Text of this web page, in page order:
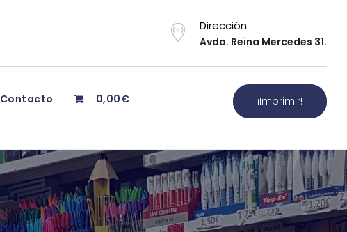
Dirección
Avda. Reina Mercedes 31.
Contacto 0,00€ ¡Imprimir!